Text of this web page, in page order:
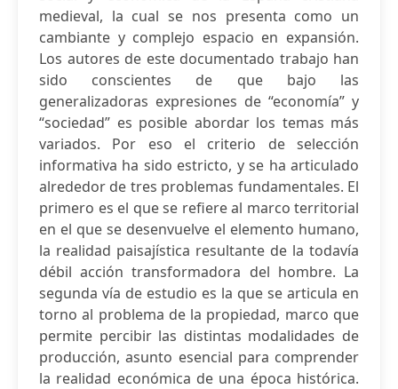
medieval, la cual se nos presenta como un
cambiante y complejo espacio en expansión.
Los autores de este documentado trabajo han
sido conscientes de que bajo las
generalizadoras expresiones de “economía” y
“sociedad” es posible abordar los temas más
variados. Por eso el criterio de selección
informativa ha sido estricto, y se ha articulado
alrededor de tres problemas fundamentales. El
primero es el que se refiere al marco territorial
en el que se desenvuelve el elemento humano,
la realidad paisajística resultante de la todavía
débil acción transformadora del hombre. La
segunda vía de estudio es la que se articula en
torno al problema de la propiedad, marco que
permite percibir las distintas modalidades de
producción, asunto esencial para comprender
la realidad económica de una época histórica.